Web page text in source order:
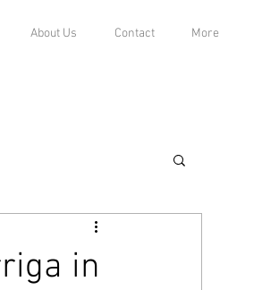
About Us Contact More
in